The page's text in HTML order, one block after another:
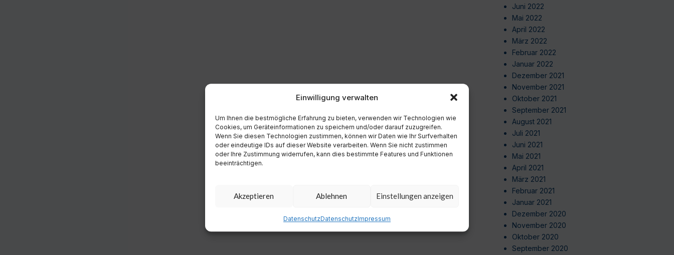
Einwilligung verwalten
Um Ihnen die bestmögliche Erfahrung zu bieten, verwenden wir Technologien wie
Cookies, um Geräteinformationen zu speichern und/oder darauf zuzugreifen.
Wenn Sie diesen Technologien zustimmen, können wir Daten wie Ihr Surfverhalten
oder eindeutige IDs auf dieser Website verarbeiten. Wenn Sie nicht zustimmen
oder Ihre Zustimmung widerrufen, kann dies bestimmte Features und Funktionen
beeinträchtigen.
Akzeptieren Ablehnen Einstellungen anzeigen
DatenschutzDatenschutzImpressum
Juni 2022
Mai 2022
April 2022
März 2022
Februar 2022
Januar 2022
Dezember 2021
November 2021
Oktober 2021
September 2021
August 2021
Juli 2021
Juni 2021
Mai 2021
April 2021
März 2021
Februar 2021
Januar 2021
Dezember 2020
November 2020
Oktober 2020
September 2020